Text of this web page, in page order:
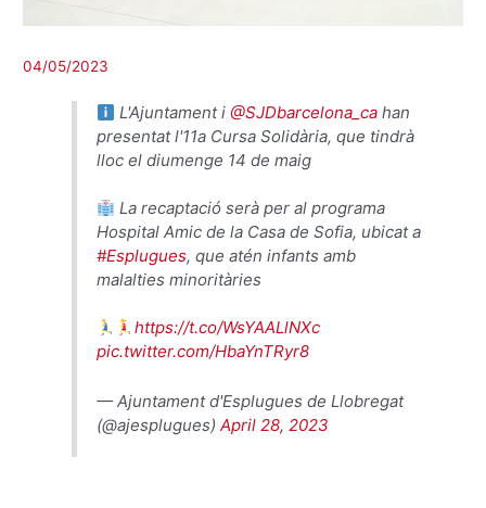
04/05/2023
L'Ajuntament i @SJDbarcelona_ca han
presentat l'11a Cursa Solidària, que tindrà
lloc el diumenge 14 de maig
La recaptació serà per al programa
Hospital Amic de la Casa de Sofia, ubicat a
#Esplugues, que atén infants amb
malalties minoritàries
https://t.co/WsYAALlNXc
pic.twitter.com/HbaYnTRyr8
— Ajuntament d'Esplugues de Llobregat
(@ajesplugues)April 28, 2023